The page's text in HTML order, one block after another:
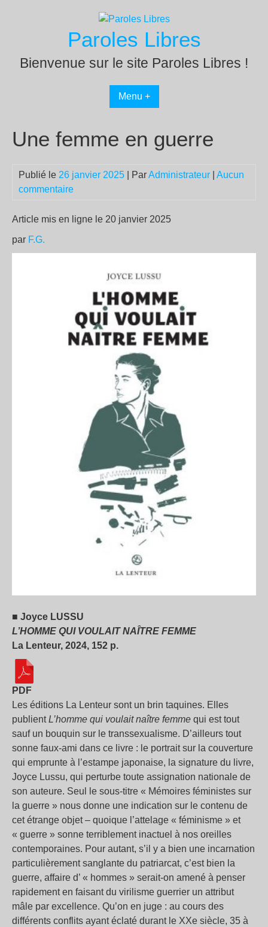
Paroles Libres
Bienvenue sur le site Paroles Libres !
Menu +
Une femme en guerre
Publié le 26 janvier 2025 | ParAdministrateur
Aucun
commentaire
Article mis en ligne le 20 janvier 2025
par F.G.
■ Joyce LUSSU
L’HOMME QUI VOULAIT NAÎTRE FEMME
La Lenteur, 2024, 152 p.
PDF
Les éditions La Lenteur sont un brin taquines. Elles
publientL’homme qui voulait naître femme qui est tout
sauf un bouquin sur le transsexualisme. D’ailleurs tout
sonne faux-ami dans ce livre : le portrait sur la couverture
qui emprunte à l’estampe japonaise, la signature du livre,
Joyce Lussu, qui perturbe toute assignation nationale de
son auteure. Seul le sous-titre « Mémoires féministes sur
la guerre » nous donne une indication sur le contenu de
cet étrange objet – quoique l’attelage « féminisme » et
« guerre » sonne terriblement inactuel à nos oreilles
contemporaines. Pour autant, s’il y a bien une incarnation
particulièrement sanglante du patriarcat, c’est bien la
guerre, affaire d’ « hommes » serait-on amené à penser
rapidement en faisant du virilisme guerrier un attribut
mâle par excellence. Qu’on en juge : au cours des
différents conflits ayant éclaté durant le XXe siècle, 35 à